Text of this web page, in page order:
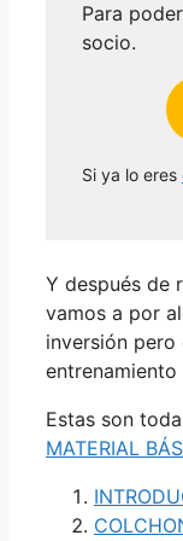
Para
socio.
Si ya lo eres
Y después de
vamos a por
inversión pero
entrenamiento
Estas son
MATERIAL